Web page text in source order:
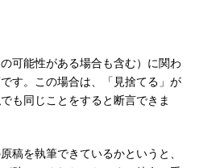
可能性がある場合も含む）に関わ
す。この場合は、「見捨てる」が
も同じことをすると断言できま
稿を執筆できているかというと、